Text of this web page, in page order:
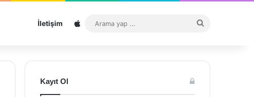
İletişim Sitemap
...
Kayıt Ol